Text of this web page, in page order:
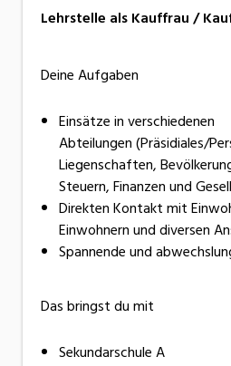
Lehrstelle als Kauffrau /
Deine Aufgaben
Einsätze in verschiedenen
Abteilungen (Präsidiales/
Liegenschaften,
Steuern, Finanzen und
Direkten Kontakt mit
Einwohnern und diversen
Spannende und
Das bringst du mit
Sekundarschule A